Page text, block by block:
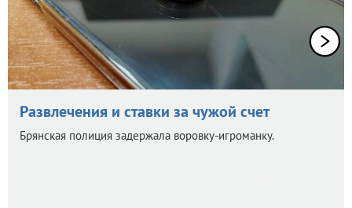
Развлечения и ставки за чужой счет
Брянская полиция задержала воровку-игроманку.